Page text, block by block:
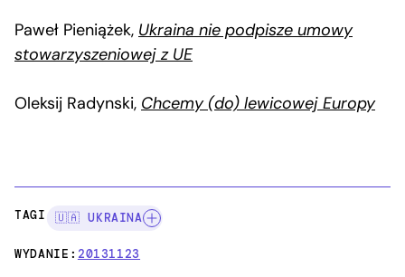
Paweł Pieniążek, Ukraina nie podpisze umowy
stowarzyszeniowej z UE
Oleksij Radynski, Chcemy (do) lewicowej Europy
TAGI: 🇺🇦 UKRAINA
WYDANIE:20131123